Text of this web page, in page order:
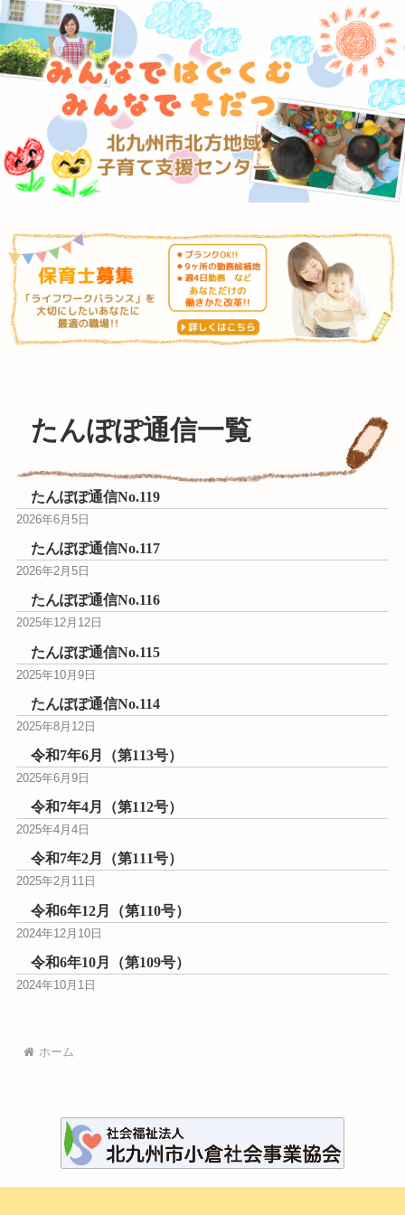
たんぽぽ通信一覧
たんぽぽ通信No.119
2026年6月5日
たんぽぽ通信No.117
2026年2月5日
たんぽぽ通信No.116
2025年12月12日
たんぽぽ通信No.115
2025年10月9日
たんぽぽ通信No.114
2025年8月12日
令和7年6月（第113号）
2025年6月9日
令和7年4月（第112号）
2025年4月4日
令和7年2月（第111号）
2025年2月11日
令和6年12月（第110号）
2024年12月10日
令和6年10月（第109号）
2024年10月1日
ホーム